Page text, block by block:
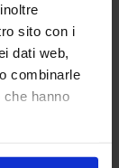
sito con i
dati web,
combinarle
hanno